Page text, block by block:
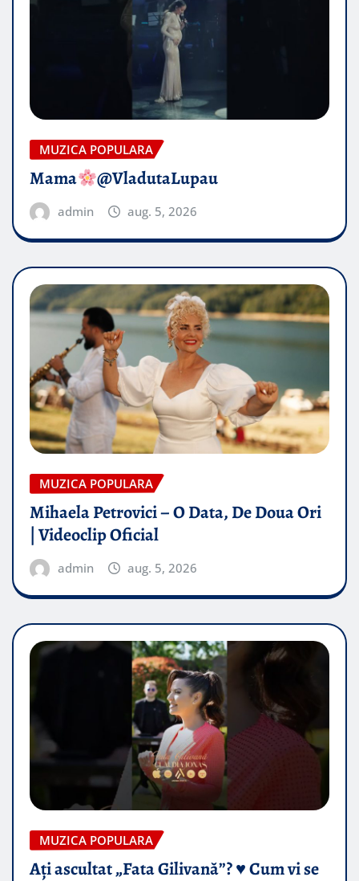
MUZICA POPULARA
Mama @VladutaLupau
admin aug. 5, 2026
MUZICA POPULARA
Mihaela Petrovici – O Data, De Doua Ori
| Videoclip Oficial
admin aug. 5, 2026
MUZICA POPULARA
Ați ascultat „Fata Gilivană”? ♥️ Cum vi se